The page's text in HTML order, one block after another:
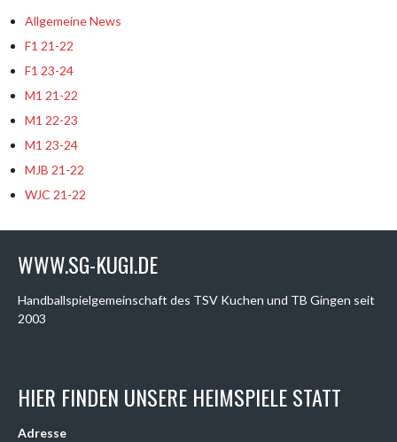
Allgemeine News
F1 21-22
F1 23-24
M1 21-22
M1 22-23
M1 23-24
MJB 21-22
WJC 21-22
WWW.SG-KUGI.DE
Handballspielgemeinschaft des TSV Kuchen und TB Gingen seit
2003
HIER FINDEN UNSERE HEIMSPIELE STATT
Adresse